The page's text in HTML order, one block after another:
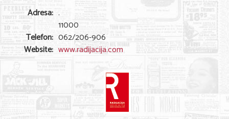
Nega lica i tela
Shopping
Sve za venčanje
Sve za decu
Gastronomija
Adresa: .
11000
Telefon: 062/206-906
Website: www.radijacija.com